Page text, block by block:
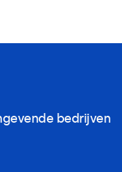
bedrijven